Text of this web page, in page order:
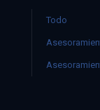
Todo